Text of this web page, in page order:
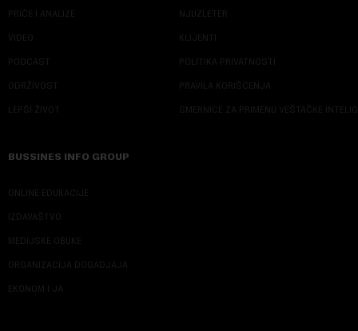
PRIČE I ANALIZE
VIDEO
PODCAST
ODRŽIVOST
LEPŠI ŽIVOT
NJUZLETER
KLIJENTI
POLITIKA PRIVATNOSTI
PRAVILA KORIŠĆENJA
SMERNICE ZA PRIMENU VEŠTAČKE
BUSSINES INFO GROUP
ONLINE EDUKACIJE
IZDAVAŠTVO
MEDIJSKE OBUKE
ORGANIZACIJA DOGADJAJA
EKONOM I JA